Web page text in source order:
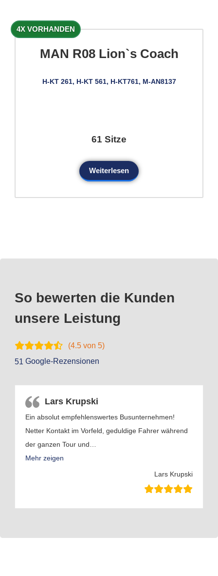
4X VORHANDEN
MAN R08 Lion`s Coach
H-KT 261, H-KT 561, H-KT761, M-AN8137
61 Sitze
Weiterlesen
So bewerten die Kunden
unsere Leistung
(4.5 von 5)
51 Google-Rezensionen
Lars Krupski
Ein absolut empfehlenswertes Busunternehmen!
Netter Kontakt im Vorfeld, geduldige Fahrer während
der ganzen Tour und…
Mehr zeigen
Lars Krupski